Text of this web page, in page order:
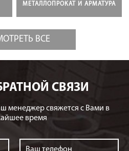
МЕТАЛЛОПРОКАТ И АРМАТУРА
ВСЕ
СВЯЗИ
менеджер свяжется с Вами в
время